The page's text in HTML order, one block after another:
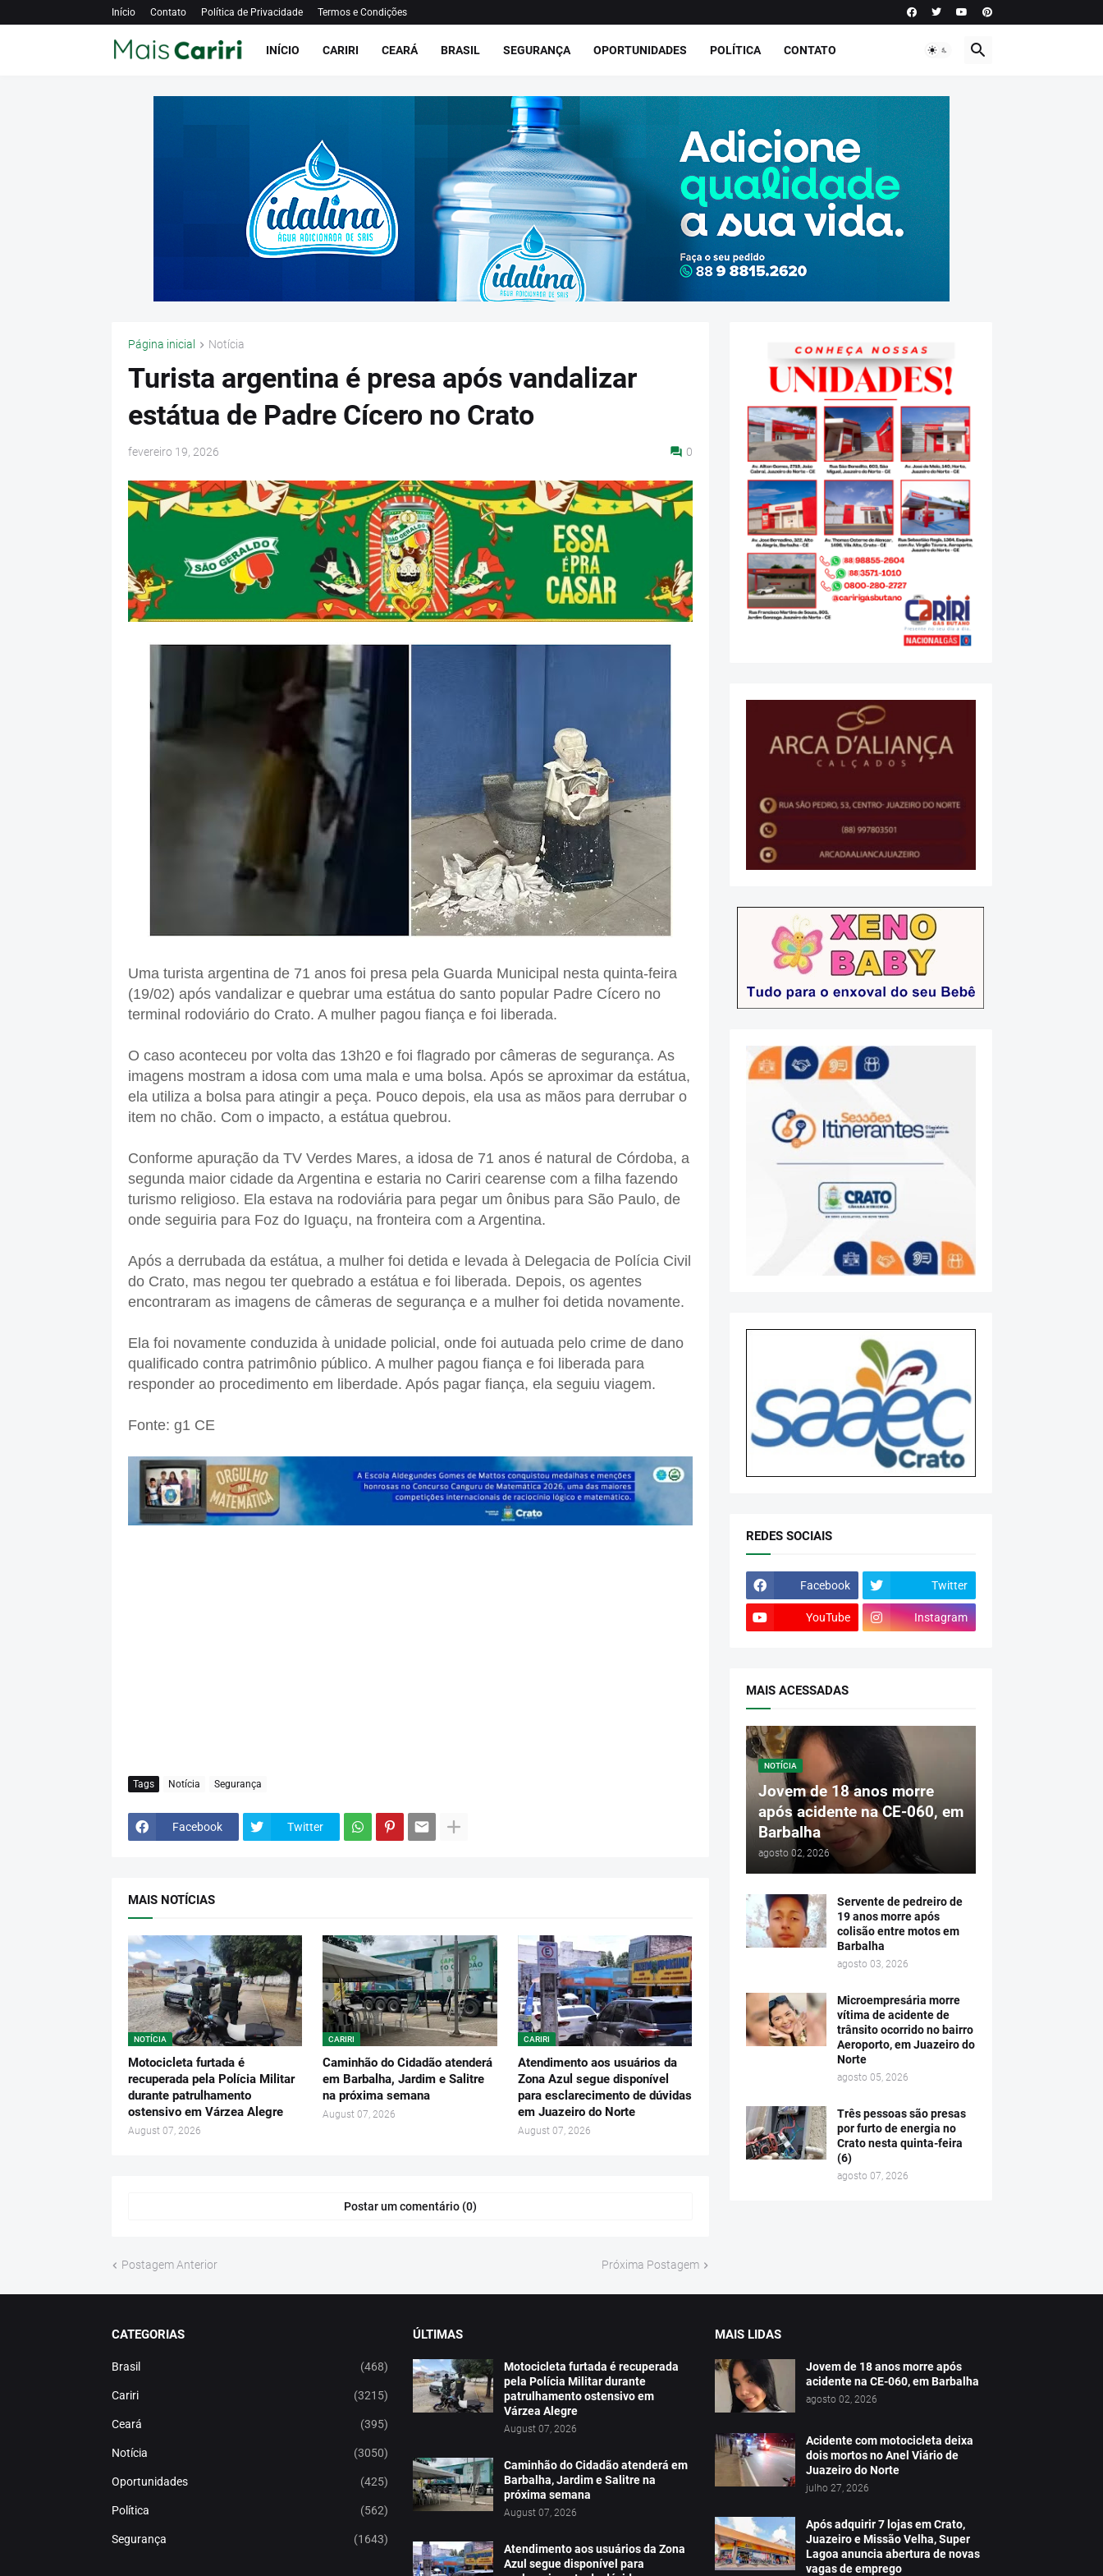
Início Contato Política de Privacidade Termos e Condições
INÍCIO CARIRI CEARÁ BRASIL SEGURANÇA OPORTUNIDADES POLÍTICA CONTATO
Página inicial Notícia
Turista argentina é presa após vandalizar
estátua de Padre Cícero no Crato
fevereiro 19, 2026 0
Uma turista argentina de 71 anos foi presa pela Guarda Municipal nesta quinta-feira
(19/02) após vandalizar e quebrar uma estátua do santo popular Padre Cícero no
terminal rodoviário do Crato. A mulher pagou fiança e foi liberada.
O caso aconteceu por volta das 13h20 e foi flagrado por câmeras de segurança. As
imagens mostram a idosa com uma mala e uma bolsa. Após se aproximar da estátua,
ela utiliza a bolsa para atingir a peça. Pouco depois, ela usa as mãos para derrubar o
item no chão. Com o impacto, a estátua quebrou.
Conforme apuração da TV Verdes Mares, a idosa de 71 anos é natural de Córdoba, a
segunda maior cidade da Argentina e estaria no Cariri cearense com a filha fazendo
turismo religioso. Ela estava na rodoviária para pegar um ônibus para São Paulo, de
onde seguiria para Foz do Iguaçu, na fronteira com a Argentina.
Após a derrubada da estátua, a mulher foi detida e levada à Delegacia de Polícia Civil
do Crato, mas negou ter quebrado a estátua e foi liberada. Depois, os agentes
encontraram as imagens de câmeras de segurança e a mulher foi detida novamente.
Ela foi novamente conduzida à unidade policial, onde foi autuada pelo crime de dano
qualificado contra patrimônio público. A mulher pagou fiança e foi liberada para
responder ao procedimento em liberdade. Após pagar fiança, ela seguiu viagem.
Fonte: g1 CE
Tags Notícia Segurança
Facebook Twitter
MAIS NOTÍCIAS
NOTÍCIA
Motocicleta furtada é
recuperada pela Polícia Militar
durante patrulhamento
ostensivo em Várzea Alegre
August 07, 2026
CARIRI
Caminhão do Cidadão atenderá
em Barbalha, Jardim e Salitre
na próxima semana
August 07, 2026
CARIRI
Atendimento aos usuários da
Zona Azul segue disponível
para esclarecimento de dúvidas
em Juazeiro do Norte
August 07, 2026
Postar um comentário (0)
Postagem Anterior Próxima Postagem
REDES SOCIAIS
Facebook Twitter
YouTube Instagram
MAIS ACESSADAS
NOTÍCIA
Jovem de 18 anos morre
após acidente na CE-060, em
Barbalha
agosto 02, 2026
Servente de pedreiro de
19 anos morre após
colisão entre motos em
Barbalha
agosto 03, 2026
Microempresária morre
vítima de acidente de
trânsito ocorrido no bairro
Aeroporto, em Juazeiro do
Norte
agosto 05, 2026
Três pessoas são presas
por furto de energia no
Crato nesta quinta-feira
(6)
agosto 07, 2026
CATEGORIAS
Brasil (468)
Cariri (3215)
Ceará (395)
Notícia (3050)
Oportunidades (425)
Política (562)
Segurança (1643)
ÚLTIMAS
Motocicleta furtada é recuperada
pela Polícia Militar durante
patrulhamento ostensivo em
Várzea Alegre
August 07, 2026
Caminhão do Cidadão atenderá em
Barbalha, Jardim e Salitre na
próxima semana
August 07, 2026
Atendimento aos usuários da Zona
Azul segue disponível para
MAIS LIDAS
Jovem de 18 anos morre após
acidente na CE-060, em Barbalha
agosto 02, 2026
Acidente com motocicleta deixa
dois mortos no Anel Viário de
Juazeiro do Norte
julho 27, 2026
Após adquirir 7 lojas em Crato,
Juazeiro e Missão Velha, Super
Lagoa anuncia abertura de novas
vagas de emprego